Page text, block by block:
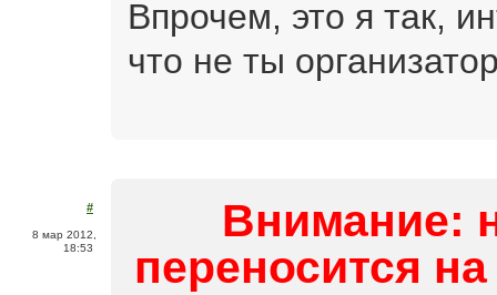
Впрочем, это я так,
что не ты
#
8 мар 2012,
18:53
Внимание:
переносится